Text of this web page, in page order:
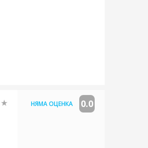
НЯМА ОЦЕНКА 0.0